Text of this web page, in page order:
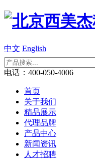
中文 English
电话：400-050-4006
首页
关于我们
精品展示
代理品牌
产品中心
新闻资讯
人才招聘